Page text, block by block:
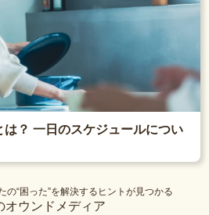
？ 一日のスケジュールについ
の“困った”を解決するヒントが見つかる
オウンドメディア